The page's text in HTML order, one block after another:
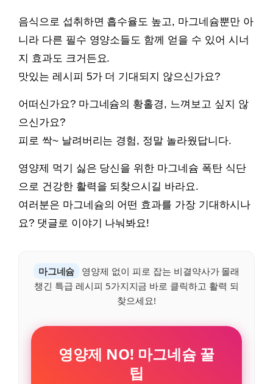
음식으로 섭취하면 흡수율도 높고, 마그네슘뿐만 아
니라 다른 필수 영양소들도 함께 얻을 수 있어 시너
지 효과도 크거든요.
맛있는 레시피 5가 더 기대되지 않으신가요?
어떠신가요? 마그네슘의 황홀경, 느껴보고 싶지 않
으신가요?
피로 싹~ 날려버리는 경험, 정말 놀라웠답니다.
영양제 먹기 싫은 당신을 위한 마그네슘 폭탄 식단
으로 건강한 활력을 되찾으시길 바라요.
여러분은 마그네슘의 어떤 효과를 가장 기대하시나
요? 댓글로 이야기 나눠봐요!
마그네슘
영양제 없이 피로 잡는 비결약사가 몰래
챙긴 특급 레시피 5가지지금 바로 클릭하고 활력 되
찾으세요!
영양제 NO! 마그네슘 꿀
팁